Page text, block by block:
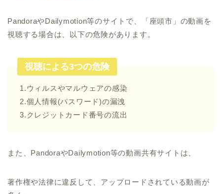
PandoraやDailymotion等のサイトで、「座頭市」の動画を
視聴する場合は、以下の危険があります。
視聴による3つの危険
1.ウィルスやマルウェアの感染
2.個人情報(パスワード)の漏洩
3.クレジットカード番号の流出
また、PandoraやDailymotion等の動画共有サイトは、
著作権や法律に違反して、アップロードされている動画が